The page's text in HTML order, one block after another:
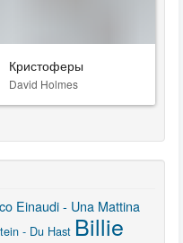
Кристоферы
David Holmes
Einaudi - Una Mattina
- Du Hast Billie